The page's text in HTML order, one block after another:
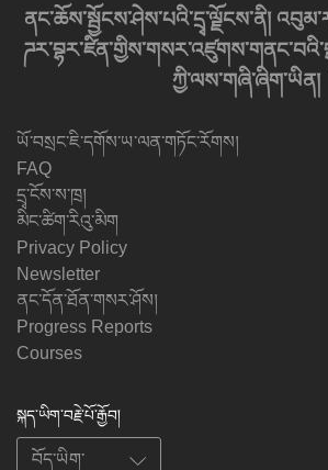
ནང་ཆོས་སྦྱོངས་ཤེས་པའི་དྲྭ་ལྗོངས་ནི།
ཀྱི་ལས་གཞི་ཞིག་ཡིན།
ཡོ་བསྲང་ཇི་དགོས་ཡ་ལན་གཏོང་རོགས།
FAQ
དྲྭ་ངོས་ས་ཁྲ།
མིང་ཚིག་རིའུ་མིག
Privacy Policy
Newsletter
ནང་དོན་ཐོན་གསར་ཤོས།
Progress Reports
Courses
སྐད་ཡིག་བརྗེ་པོ་རྒྱོབ།